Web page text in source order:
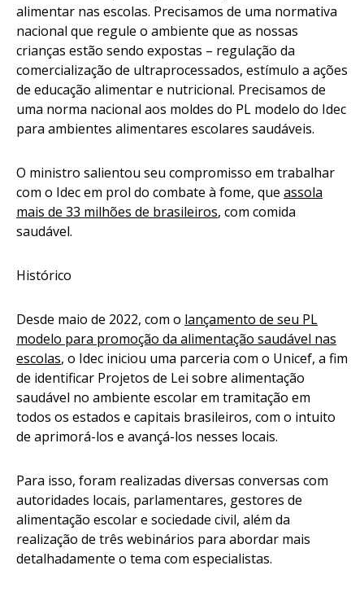
alimentar nas escolas. Precisamos de uma normativa
nacional que regule o ambiente que as nossas
crianças estão sendo expostas – regulação da
comercialização de ultraprocessados, estímulo a ações
de educação alimentar e nutricional. Precisamos de
uma norma nacional aos moldes do PL modelo do Idec
para ambientes alimentares escolares saudáveis.
O ministro salientou seu compromisso em trabalhar
com o Idec em prol do combate à fome, que assola
mais de 33 milhões de brasileiros, com comida
saudável.
Histórico
Desde maio de 2022, com o lançamento de seu PL
modelo para promoção da alimentação saudável nas
escolas, o Idec iniciou uma parceria com o Unicef, a fim
de identificar Projetos de Lei sobre alimentação
saudável no ambiente escolar em tramitação em
todos os estados e capitais brasileiros, com o intuito
de aprimorá-los e avançá-los nesses locais.
Para isso, foram realizadas diversas conversas com
autoridades locais, parlamentares, gestores de
alimentação escolar e sociedade civil, além da
realização de três webinários para abordar mais
detalhadamente o tema com especialistas.